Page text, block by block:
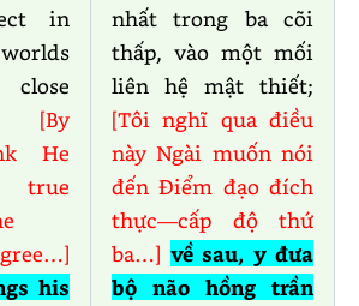
in
[By
He
his
nhất trong ba cõi
thấp, vào một mối
liên hệ mật thiết;
[Tôi nghĩ qua điều
này Ngài muốn nói
đến Điểm đạo đích
thực—cấp độ thứ
ba…] về sau, y đưa
bộ não hồng trần